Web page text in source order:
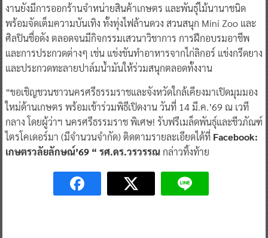
งานยังมีการออกร้านจำหน่ายสินค้าเกษตร และพันธุ์ไม้นานาชนิด
พร้อมจัดเต็มความบันเทิง ทั้งทุ่งไฟล้านดวง สวนสนุก Mini Zoo และ
ศิลปินชื่อดัง ตลอดจนมีกิจกรรมเสวนาวิชาการ การฝึกอบรมอาชีพ
และการประกวดต่างๆ เช่น แข่งขันทำอาหารจากไก่ลิกอร์ แข่งกรีดยาง
และประกวดทะลายปาล์มน้ำมันให้ร่วมสนุกตลอดทั้งงาน
“ขอเชิญชวนชาวนครศรีธรรมราชและจังหวัดใกล้เคียงมาเปิดมุมมอง
ใหม่ด้านเกษตร พร้อมเข้าร่วมพิธีเปิดงาน วันที่ 14 มี.ค.’69 ณ เวที
กลาง โดยผู้ว่าฯ นครศรีธรรมราช พิเศษ! รับฟรีเมล็ดพันธุ์และชีวภัณฑ์
ไตรโคเดอร์มา (มีจำนวนจำกัด) ติดตามรายละเอียดได้ที่ Facebook:
เกษตรวลัยลักษณ์’69 “ รศ.ดร.วรวรรณ กล่าวทิ้งท้าย